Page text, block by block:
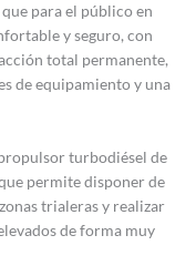
para el público en
y seguro, con
total permanente,
de equipamiento y una
turbodiésel de
permite disponer de
trialeras y realizar
de forma muy